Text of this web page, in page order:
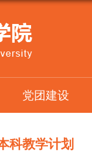
党团建设
科教学计划